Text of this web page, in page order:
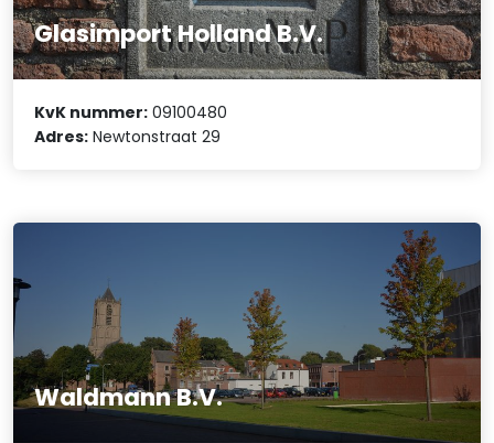
Glasimport Holland B.V.
KvK nummer: 09100480
Adres: Newtonstraat 29
Waldmann B.V.